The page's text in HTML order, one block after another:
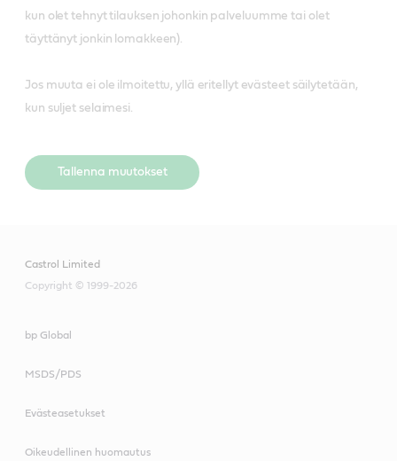
kun olet tehnyt tilauksen johonkin palveluumme tai olet
täyttänyt jonkin lomakkeen).
Jos muuta ei ole ilmoitettu, yllä eritellyt evästeet säilytetään,
kun suljet selaimesi.
Tallenna muutokset
Castrol Limited
Copyright © 1999-2026
bp Global
MSDS/PDS
Evästeasetukset
Oikeudellinen huomautus